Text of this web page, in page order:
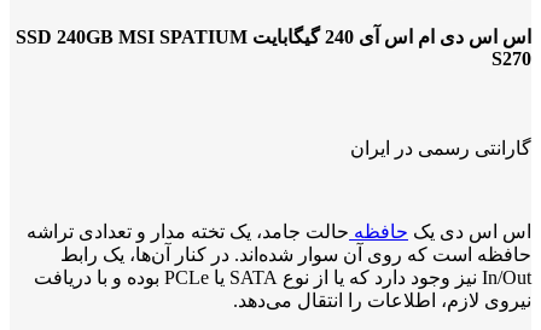
اس اس دی ام اس آی 240 گیگابایت SSD 240GB MSI SPATIUM
S270
گارانتی رسمی در ایران
اس اس دی یک حافظه حالت جامد، یک تخته مدار و تعدادی تراشه
حافظه است که روی آن سوار شده‌اند. در کنار آن‌ها، یک رابط
In/Out نیز وجود دارد که یا از نوع SATA یا PCLe بوده و با دریافت
نیروی لازم، اطلاعات را انتقال می‌دهد.